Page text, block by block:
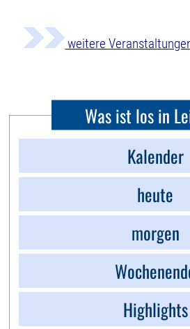
weitere
Was ist los in
Kalender
heute
morgen
Highlights